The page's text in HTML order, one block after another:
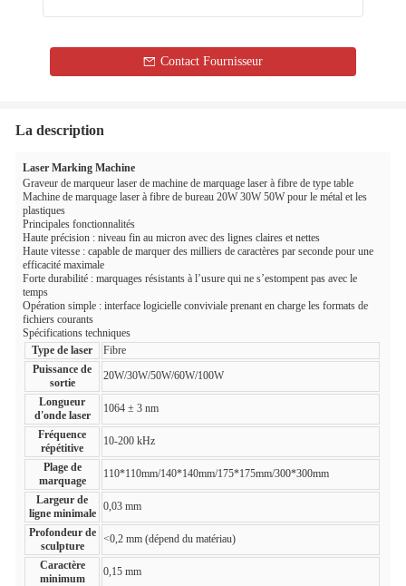
Contact Fournisseur
La description
Laser Marking Machine
Graveur de marqueur laser de machine de marquage laser à fibre de type table
Machine de marquage laser à fibre de bureau 20W 30W 50W pour le métal et les
plastiques
Principales fonctionnalités
Haute précision : niveau fin au micron avec des lignes claires et nettes
Haute vitesse : capable de marquer des milliers de caractères par seconde pour une
efficacité maximale
Forte durabilité : marquages ​​résistants à l’usure qui ne s’estompent pas avec le
temps
Opération simple : interface logicielle conviviale prenant en charge les formats de
fichiers courants
Spécifications techniques
Type de laser
Fibre
Puissance de
sortie
20W/30W/50W/60W/100W
Longueur
d'onde laser
1064 ± 3 nm
Fréquence
répétitive
10-200 kHz
Plage de
marquage
110*110mm/140*140mm/175*175mm/300*300mm
Largeur de
ligne minimale
0,03 mm
Profondeur de
sculpture
<0,2 mm (dépend du matériau)
Caractère
minimum
0,15 mm